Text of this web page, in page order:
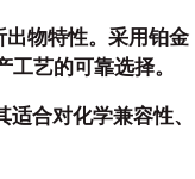
物特性。采用铂金
艺的可靠选择。
合对化学兼容性、